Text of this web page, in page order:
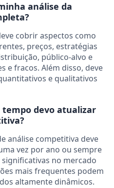
análise da
cobrir aspectos como
preços, estratégias
público-alvo e
e fracos. Além disso, deve
e qualitativos
devo atualizar
análise competitiva deve
vez por ano ou sempre
no mercado
mais frequentes podem
altamente dinâmicos.